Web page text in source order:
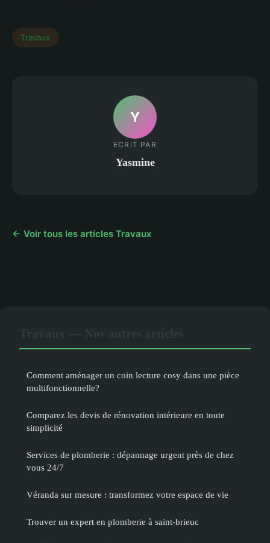
Travaux
Y
ECRIT PAR
Yasmine
← Voir tous les articles Travaux
Comment aménager un coin lecture cosy dans une pièce
multifonctionnelle?
Comparez les devis de rénovation intérieure en toute
simplicité
Services de plomberie : dépannage urgent près de chez
vous 24/7
Véranda sur mesure : transformez votre espace de vie
Trouver un expert en plomberie à saint-brieuc